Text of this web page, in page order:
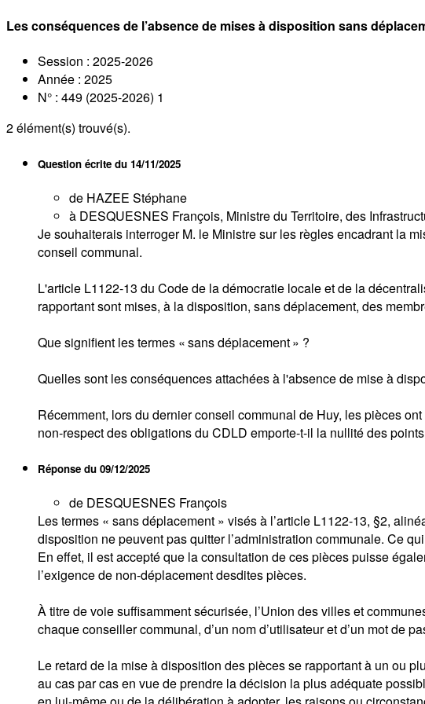
Les conséquences de l’absence de mises à disposition sans
Session : 2025-2026
Année : 2025
N° : 449 (2025-2026) 1
2élément(s) trouvé(s).
Question écrite du 14/11/2025
de HAZEE Stéphane
à DESQUESNES François, Ministre du Territoire, des
Je souhaiterais interroger M. le Ministre sur les règles encadrant la
conseil communal.
L'article L1122-13 du Code de la démocratie locale et de la
rapportant sont mises, à la disposition, sans déplacement, des
Que signifient les termes « sans déplacement » ?
Quelles sont les conséquences attachées à l'absence de mise à
Récemment, lors du dernier conseil communal de Huy, les pièces
non-respect des obligations du CDLD emporte-t-il la nullité des
Réponse du 09/12/2025
de DESQUESNES François
Les termes « sans déplacement » visés à l’article L1122-13, §2,
disposition ne peuvent pas quitter l’administration communale. Ce
En effet, il est accepté que la consultation de ces pièces puisse
l’exigence de non-déplacement desdites pièces.
À titre de voie suffisamment sécurisée, l’Union des villes et
chaque conseiller communal, d’un nom d’utilisateur et d’un mot de
Le retard de la mise à disposition des pièces se rapportant à un ou
au cas par cas en vue de prendre la décision la plus adéquate